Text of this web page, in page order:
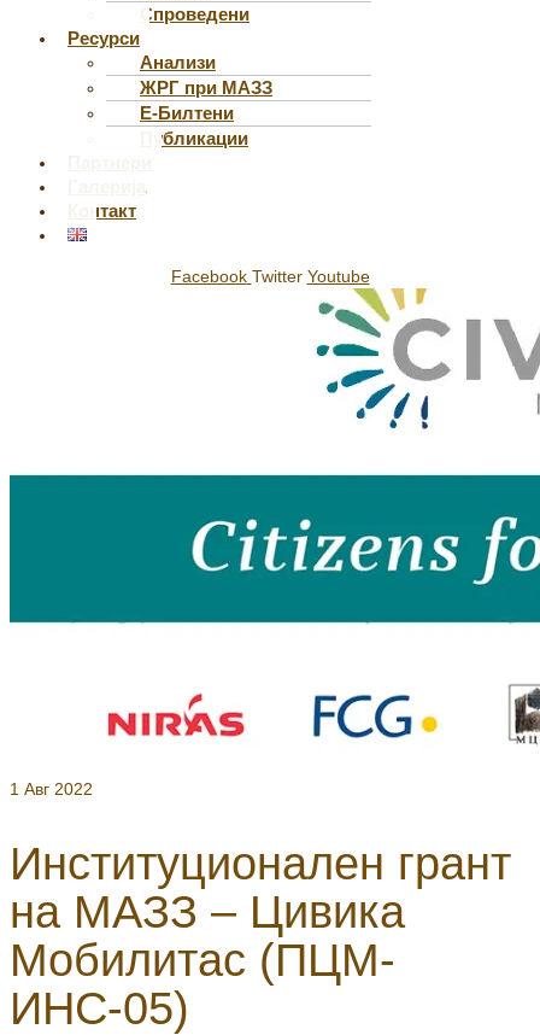
Спроведени
Ресурси
Анализи
ЖРГ при МАЗЗ
Е-Билтени
Публикации
Контакт
Facebook Twitter Youtube
1 Авг 2022
Институционален грант
на МАЗЗ – Цивика
Мобилитас (ПЦМ-
ИНС-05)